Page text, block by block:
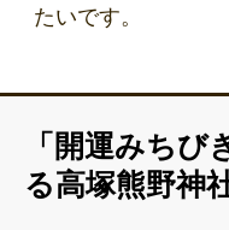
たいです。
「開運みち
る高塚熊野神